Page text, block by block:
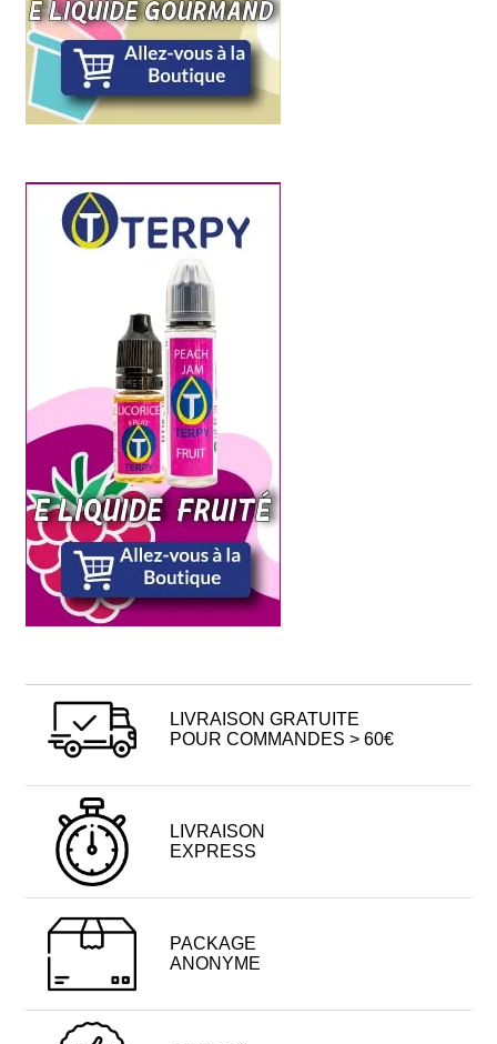
LIVRAISON GRATUITE
POUR COMMANDES > 60€
LIVRAISON
EXPRESS
PACKAGE
ANONYME